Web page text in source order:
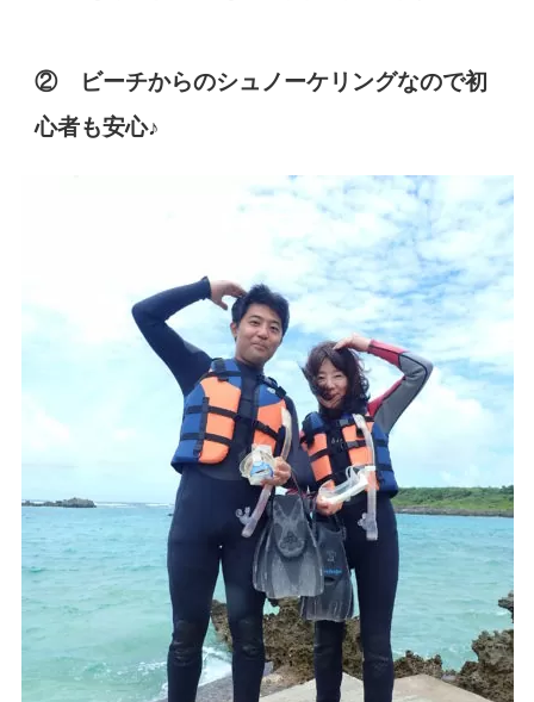
② ビーチからのシュノーケリングなので初
心者も安心♪